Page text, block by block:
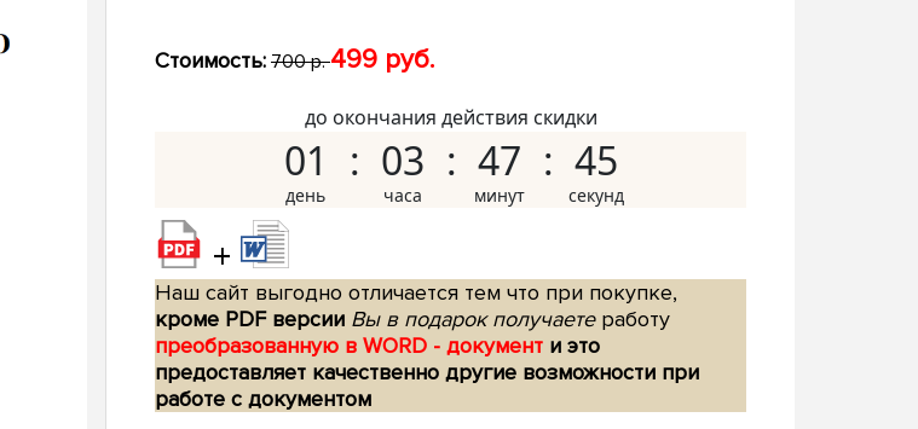
Стоимость: 700 р.499 руб.
до окончания действия скидки
01 03 47 44
+
Наш сайт выгодно отличается тем что при покупке,
кроме PDF версии Вы в подарок получаетеработу
преобразованную в WORD - документ и это
предоставляет качественно другие возможности при
работе с документом